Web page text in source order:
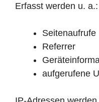
Erfasst werden u. a.:
Seitenaufrufe
Referrer
aufgerufene